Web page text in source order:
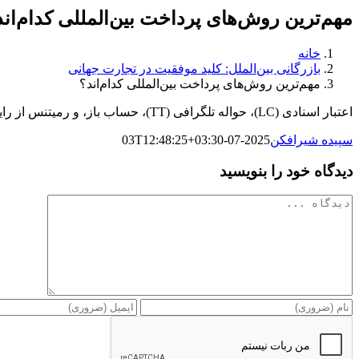
مهم‌ترین روش‌های پرداخت بین‌المللی
خانه
بازرگانی بین‌الملل: کلید موفقیت در تجارت جهانی
مهم‌ترین روش‌های پرداخت بین‌المللی کدام‌اند؟
اعتبار اسنادی (LC)، حواله تلگرافی (TT)، حساب باز، و رمیتنس از رایج‌ترین روش‌ها هستند که هرکدام سطح متفاوتی از امنیت و ریسک دارند.
سپیده شیرافکن2025-07-03T12:48:25+03:30
دیدگاه خود را بنویسید
دیدگاه